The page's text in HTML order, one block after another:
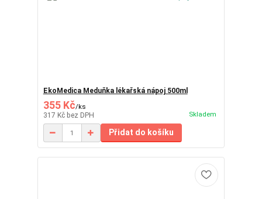
EkoMedica Meduňka lékařská nápoj 500ml
355 Kč/ks
317 Kč bez DPH Skladem
Přidat do košíku